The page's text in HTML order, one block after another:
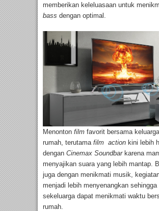
memberikan keleluasaan untuk
bass dengan optimal.
Menonton film favorit bersama
rumah, terutama film action kini lebih
dengan Cinemax Soundbarkarena
menyajikan suara yang lebih mantap.
juga dengan menikmati musik,
menjadi lebih menyenangkan sehingga
sekeluarga dapat menikmati waktu
rumah.